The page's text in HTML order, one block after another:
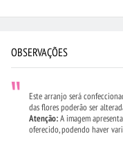
OBSERVAÇÕES
Este arranjo será
das flores poderão ser
Atenção:A imagem
oferecido, podendo haver